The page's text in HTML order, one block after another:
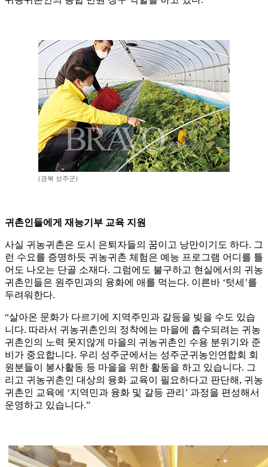
(경북 성주군)
귀촌인들에게 재능기부 교육 지원
사실 귀농귀촌은 도시 은퇴자들의 꿈이고 낭만이기도 하다. 그
런 수요를 증명하듯 귀농귀촌 체험은 예능 프로그램 어디를 틀
어도 나오는 단골 소재다. 그럼에도 불구하고 현실에서의 귀농
귀촌인들은 원주민과의 융화에 애를 먹는다. 이른바 ‘텃세’를
두려워한다.
“살아온 문화가 다르기에 지역주민과 갈등을 빚을 수도 있습
니다. 따라서 귀농귀촌인의 정착에는 마을에 흡수되려는 귀농
귀촌인의 노력 못지않게 마을의 귀농귀촌인 수용 분위기와 준
비가 중요합니다. 우리 성주군에서는 성주군귀농인연합회 회
원분들이 봉사활동 등 마을을 위한 활동을 하고 있습니다. 그
리고 귀농귀촌인 대상의 융화 교육이 필요하다고 판단해, 귀농
귀촌인 교육에 ‘지역민과 융화 및 갈등 관리’ 과정을 편성해서
운영하고 있습니다.”